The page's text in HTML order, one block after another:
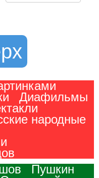
Диафильмы
народные
Пушкин